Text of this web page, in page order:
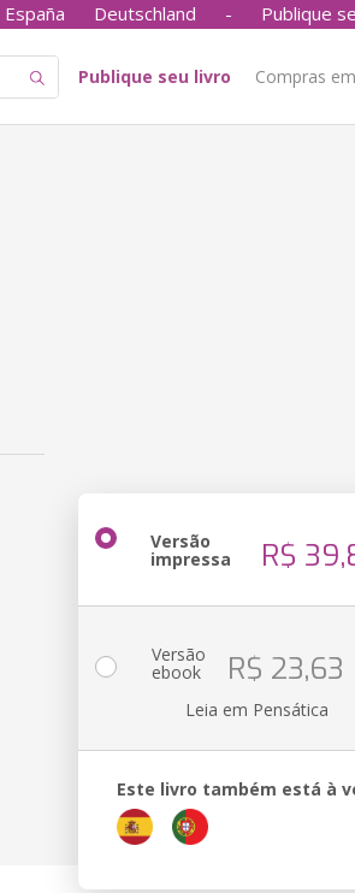
España Deutschland - Publique
Publique seu livro Compras
Versão
impressa R$
Versão
ebook R$ 23,63
Leia em Pensática
Este livro também está à